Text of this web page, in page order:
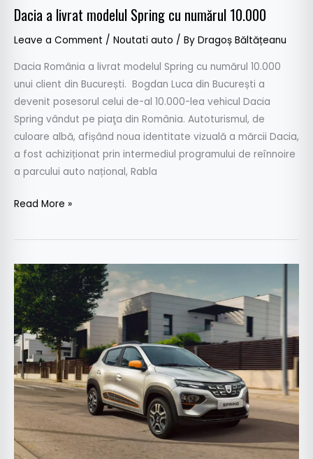
Dacia a livrat modelul Spring cu numărul 10.000
Leave a Comment / Noutati auto / By Dragoș Băltățeanu
Dacia România a livrat modelul Spring cu numărul 10.000
unui client din București. Bogdan Luca din București a
devenit posesorul celui de-al 10.000-lea vehicul Dacia
Spring vândut pe piaţa din România. Autoturismul, de
culoare albă, afișând noua identitate vizuală a mărcii Dacia,
a fost achiziționat prin intermediul programului de reînnoire
a parcului auto național, Rabla
Read More »
Dacia
Spring
a
depășit
pragul
de
5000
de
exemplare
vândute
în